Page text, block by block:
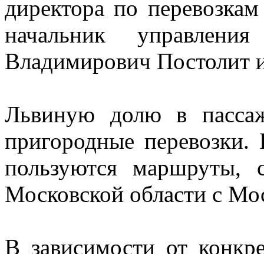
директора по
начальник
Владимирович Постолит
Львиную долю в
пригородные
пользуются маршруты,
Московской области с
В зависимости от